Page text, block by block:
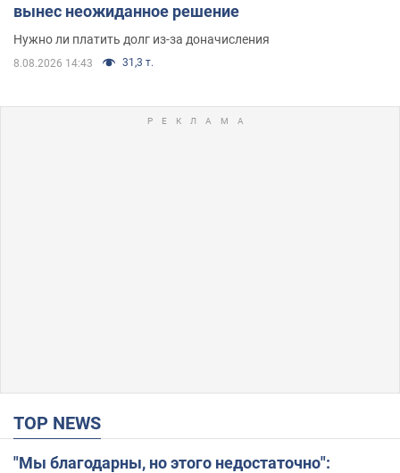
вынес неожиданное решение
Нужно ли платить долг из-за доначисления
8.08.2026 14:43 31,3 т.
TOP NEWS
"Мы благодарны, но этого недостаточно":